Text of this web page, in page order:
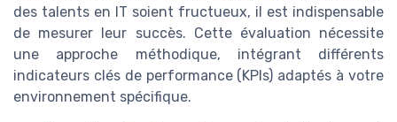
des talents en IT soient fructueux, il est indispensable
de mesurer leur succès. Cette évaluation nécessite
une approche méthodique, intégrant différents
indicateurs clés de performance (KPIs) adaptés à votre
environnement spécifique.